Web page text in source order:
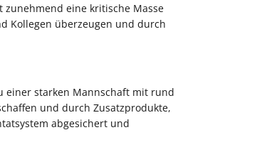
eine kritische Masse
Kollegen überzeugen und durch
einer starken Mannschaft mit rund
und durch Zusatzprodukte,
abgesichert und